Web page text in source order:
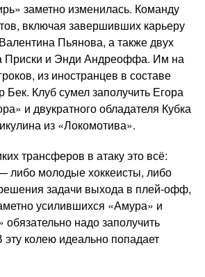
заметно изменилась. Команду
включая завершивших карьеру
Пьянова, а также двух
Приски и Энди Андреоффа. Им на
из иностранцев в составе
Бек. Клуб сумел заполучить Егора
и двукратного обладателя Кубка
из «Локомотива».
трансферов в атаку это всё:
либо молодые хоккеисты, либо
задачи выхода в плей-офф,
усилившихся «Амура» и
надо заполучить
эту колею идеально попадает